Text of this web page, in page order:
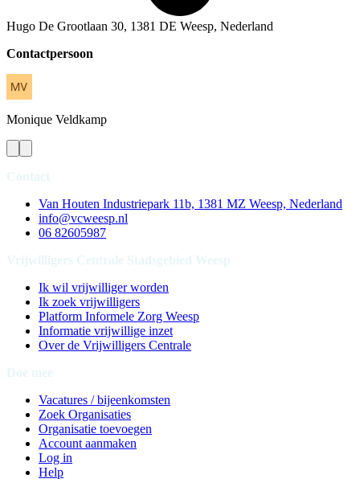
Hugo De Grootlaan 30, 1381 DE Weesp, Nederland
Contactpersoon
Monique Veldkamp
Van Houten Industriepark 11b, 1381 MZ Weesp, Nederland
info@vcweesp.nl
06 82605987
Ik wil vrijwilliger worden
Ik zoek vrijwilligers
Platform Informele Zorg Weesp
Informatie vrijwillige inzet
Over de Vrijwilligers Centrale
Vacatures / bijeenkomsten
Zoek Organisaties
Organisatie toevoegen
Account aanmaken
Log in
Help